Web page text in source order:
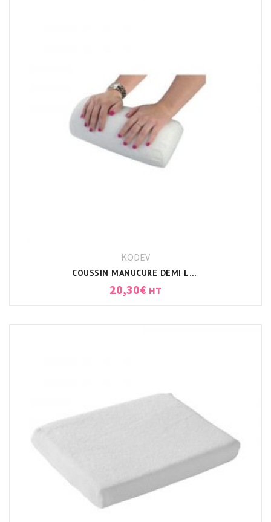
KODEV
COUSSIN MANUCURE DEMI LUNE + HOUSSE BLANC
20,30€ HT